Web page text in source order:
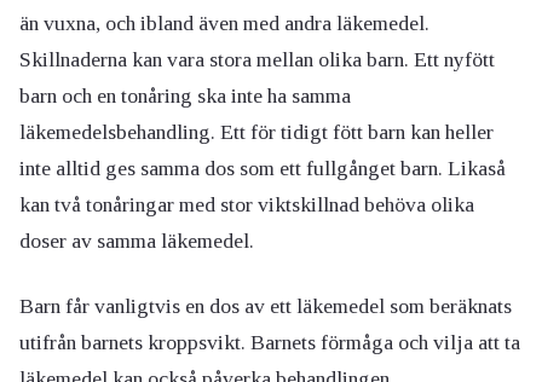
än vuxna, och ibland även med andra läkemedel.
Skillnaderna kan vara stora mellan olika barn. Ett nyfött
barn och en tonåring ska inte ha samma
läkemedelsbehandling. Ett för tidigt fött barn kan heller
inte alltid ges samma dos som ett fullgånget barn. Likaså
kan två tonåringar med stor viktskillnad behöva olika
doser av samma läkemedel.
Barn får vanligtvis en dos av ett läkemedel som beräknats
utifrån barnets kroppsvikt. Barnets förmåga och vilja att ta